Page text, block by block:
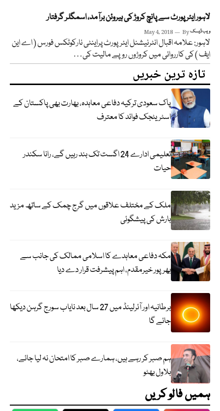
لاہور ایئر پورٹ سے پانچ کروڑ کی ہیروئن برآمد، اسمگلر گرفتار
May 4, 2018 Byویب ڈیسک
لاہور: علامہ اقبال انٹرنیشنل ایئرپورٹ پراینٹی نارکوٹکس فورس ( اے این
ایف ) کی کارروائی میں کروڑوں روپے مالیت کی…
تازہ ترین خبریں
پاک سعودی ترکیہ دفاعی معاہدہ، بھارت بھی پاکستان کے
اسٹریٹجک فوائد کا معترف
تعلیمی ادارے 24 اگست تک بند رہیں گے، رانا سکندر
حیات
ملک کے مختلف علاقوں میں گرج چمک کے ساتھ مزید
بارش کی پیشگوئی
مکہ دفاعی معاہدے کا اسلامی ممالک کی جانب سے
بھرپور خیرمقدم، اہم پیشرفت قرار دے دیا
برطانیہ اور آئرلینڈ میں 27 سال بعد نایاب سورج گرہن دیکھا
جائے گا
ہم صبر کر رہے ہیں، ہمارے صبر کا امتحان نہ لیا جائے،
بلاول بھٹو
ہمیں فالو کریں